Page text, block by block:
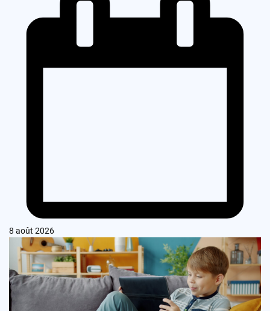
8 août 2026